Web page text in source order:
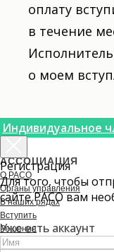
АССОЦИАЦИЯ
О РАСО
Органы управления
В наших рядах
Вступить
Решения
История
оплату
в течение
о моем
Индивидуальное
Регистрация
Для того, чтобы
сайте РАСО вам
Уже есть аккаунт